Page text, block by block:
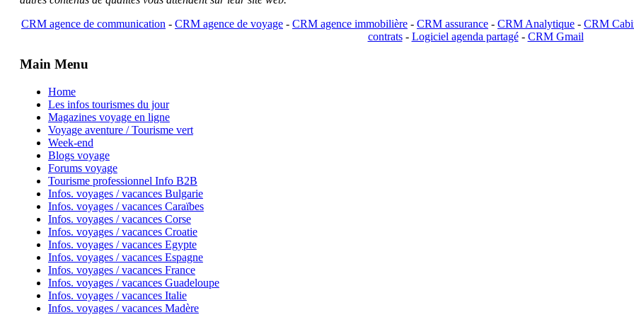
CRM agence de communication - CRM agence de voyage - CRM agence immobilière - CRM assurance - CRM Analytique - CRM
contrats- Logiciel agenda partagé- CRM Gmail
Main Menu
Home
Les infos tourismes du jour
Magazines voyage en ligne
Voyage aventure / Tourisme vert
Week-end
Blogs voyage
Forums voyage
Tourisme professionnel Info B2B
Infos. voyages / vacances Bulgarie
Infos. voyages / vacances Caraïbes
Infos. voyages / vacances Corse
Infos. voyages / vacances Croatie
Infos. voyages / vacances Egypte
Infos. voyages / vacances Espagne
Infos. voyages / vacances France
Infos. voyages / vacances Guadeloupe
Infos. voyages / vacances Italie
Infos. voyages / vacances Madère